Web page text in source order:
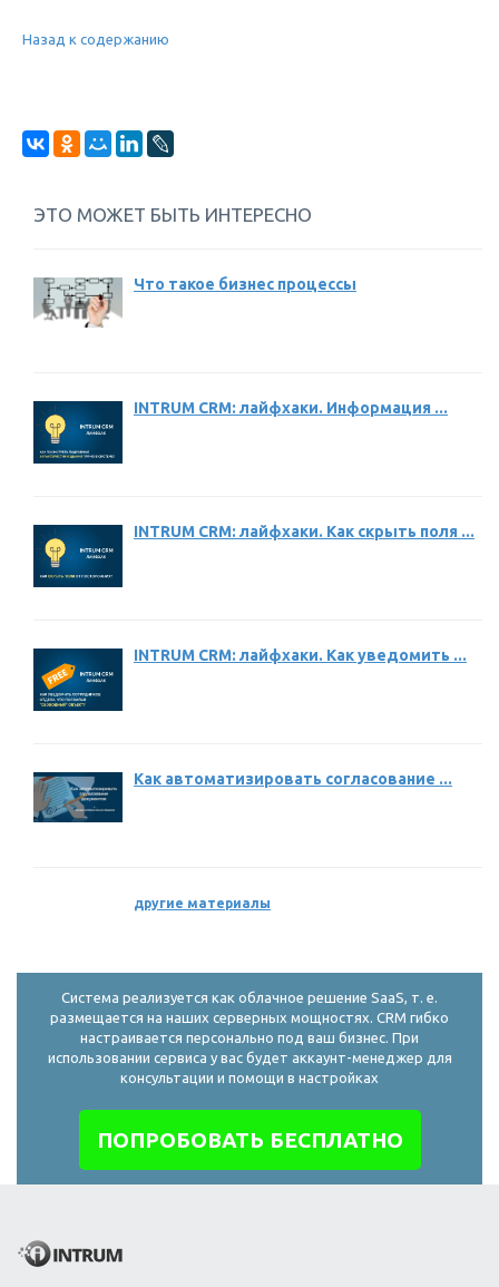
Назад к содержанию
ЭТО МОЖЕТ БЫТЬ ИНТЕРЕСНО
Что такое бизнес процессы
INTRUM CRM: лайфхаки. Информация ...
INTRUM CRM: лайфхаки. Как скрыть поля ...
INTRUM CRM: лайфхаки. Как уведомить ...
Как автоматизировать согласование ...
другие материалы
Система реализуется как облачное решение SaaS, т. е.
размещается на наших серверных мощностях. CRM гибко
настраивается персонально под ваш бизнес. При
использовании сервиса у вас будет аккаунт-менеджер для
консультации и помощи в настройках
ПОПРОБОВАТЬ БЕСПЛАТНО